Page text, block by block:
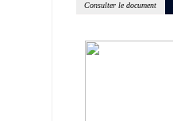
Consulter le document